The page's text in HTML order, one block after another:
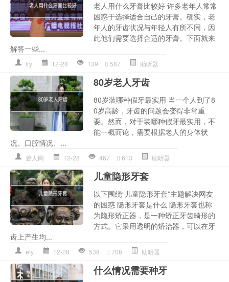
老人用什么牙膏比较好 许多老年人常常
困惑于选择适合自己的牙膏。确实，老
年人的牙齿状况与年轻人有所不同，因
此他们需要选择合适的牙膏。下面就来
解答一些...
lry 12-28 139 587 助听器
80岁老人牙齿
80岁装哪种假牙最实用 当一个人到了8
0岁高龄，牙齿的问题会变得非常重
要。然而，对于装哪种假牙最实用，不
能一概而论，需要根据老人的身体状
况、口腔情况、...
聋人网 12-28 467 613 助听器
儿童隐形牙套
以下围绕“儿童隐形牙套”主题解决网友
的困惑 隐形牙套是什么 隐形牙套也称
为隐形矫正器，是一种矫正牙齿畸形的
方式。它采用透明的矫治器，可以在牙
齿上产生均...
ety 12-28 538 708 助听器
什么情况需要种牙